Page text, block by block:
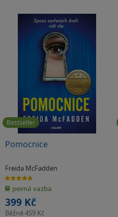
Bestseller
Pomocnice
Freida McFadden
4.7
z
5
hvězdiček
pevná vazba
399 Kč
Běžně459 Kč